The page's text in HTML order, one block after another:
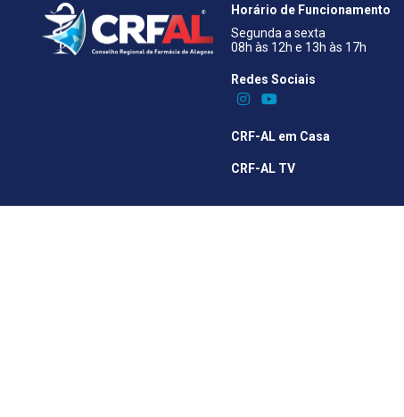
Horário de Funcionamento
Segunda a sexta
08h às 12h e 13h às 17h
Redes Sociais​
CRF-AL em Casa
CRF-AL TV